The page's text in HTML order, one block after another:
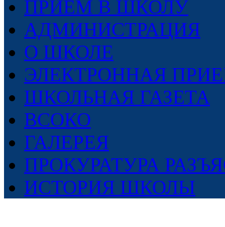
ПРИЕМ В ШКОЛУ
АДМИНИСТРАЦИЯ
О ШКОЛЕ
ЭЛЕКТРОННАЯ
ШКОЛЬНАЯ ГАЗЕТА
ВСОКО
ГАЛЕРЕЯ
ПРОКУРАТУРА
ИСТОРИЯ ШКОЛЫ